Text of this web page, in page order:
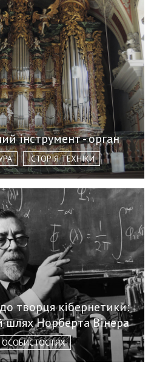
інструмент - орган
ІСТОРІЯ ТЕХНІКИ
творця кібернетики:
шлях Норберта Вінера
ОСОБИСТОСТЯХ